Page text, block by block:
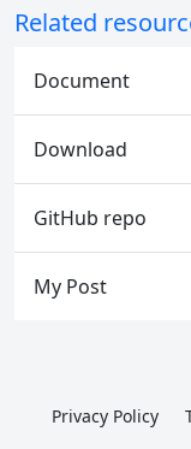
Related
Document
Download
GitHub repo
My Post
Privacy Policy